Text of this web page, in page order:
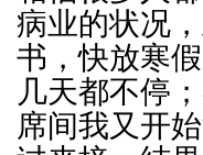
病业的状况
书，快放寒
几天都不停
席间我又开